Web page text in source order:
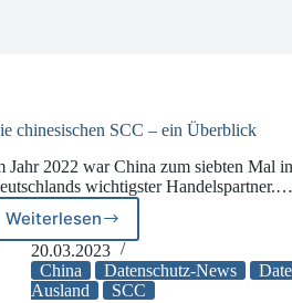
chinesischen SCC – ein Überblick
Jahr 2022 war China zum siebten Mal
wichtigster Handelspartner.…
Weiterlesen
Die
chinesischen
SCC
–
20.03.2023
China
Datenschutz-News
Ausland
SCC